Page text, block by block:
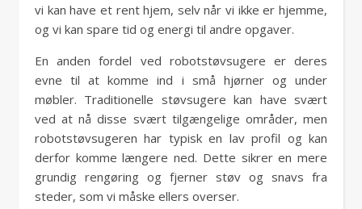
vi kan have et rent hjem, selv når vi ikke er hjemme,
og vi kan spare tid og energi til andre opgaver.
En anden fordel ved robotstøvsugere er deres
evne til at komme ind i små hjørner og under
møbler. Traditionelle støvsugere kan have svært
ved at nå disse svært tilgængelige områder, men
robotstøvsugeren har typisk en lav profil og kan
derfor komme længere ned. Dette sikrer en mere
grundig rengøring og fjerner støv og snavs fra
steder, som vi måske ellers overser.